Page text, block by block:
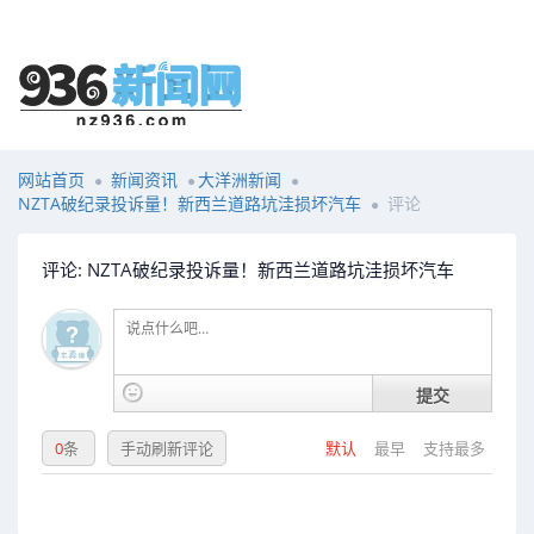
网站首页 新闻资讯
大洋洲新闻
NZTA破纪录投诉量！新西兰道路坑洼损坏汽车
评论
评论: NZTA破纪录投诉量！新西兰道路坑洼损坏汽车
提交
默认 最早 支持最多
0条 手动刷新评论